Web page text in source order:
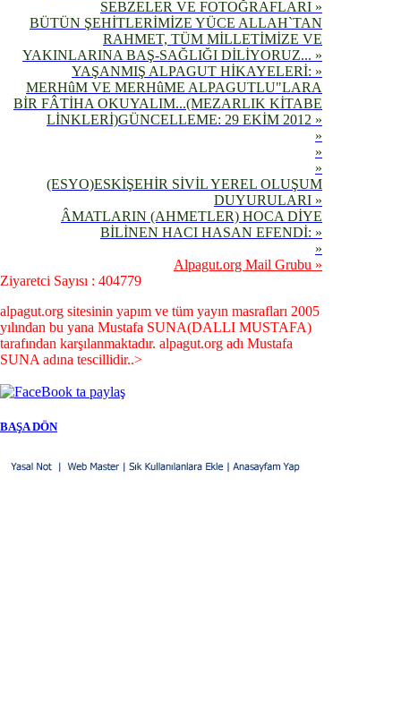
SEBZELER VE FOTOĞRAFLARI »
BÜTÜN ŞEHİTLERİMİZE YÜCE ALLAH`TAN
RAHMET, TÜM MİLLETİMİZE VE
YAKINLARINA BAŞ-SAĞLIĞI DİLİYORUZ... »
YAŞANMIŞ ALPAGUT HİKAYELERİ: »
MERHûM VE MERHûME ALPAGUTLU"LARA
BİR FÂTİHA OKUYALIM...(MEZARLIK KİTABE
LİNKLERİ)GÜNCELLEME: 29 EKİM 2012 »
»
»
»
(ESYO)ESKİŞEHİR SİVİL YEREL OLUŞUM
DUYURULARI »
ÂMATLARIN (AHMETLER) HOCA DİYE
BİLİNEN HACI HASAN EFENDİ: »
»
Alpagut.org Mail Grubu »
Ziyaretci Sayısı : 404779
alpagut.org sitesinin yapım ve tüm yayın masrafları 2005
yılından bu yana Mustafa SUNA(DALLI MUSTAFA)
tarafından karşılanmaktadır. alpagut.org adı Mustafa
SUNA adına tescillidir..>
BAŞA DÖN